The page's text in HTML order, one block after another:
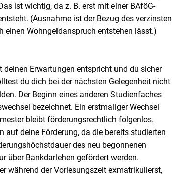
ist wichtig, da z. B. erst mit einer BAföG-
(Ausnahme ist der Bezug des verzinsten
einen Wohngeldanspruch entstehen lässt.)
Erwartungen entspricht und du sicher
du dich bei der nächsten Gelegenheit nicht
Der Beginn eines anderen Studienfaches
bezeichnet. Ein erstmaliger Wechsel
bleibt förderungsrechtlich folgenlos.
auf deine Förderung, da die bereits studierten
des neu begonnenen
über Bankdarlehen gefördert werden.
während der Vorlesungszeit exmatrikulierst,